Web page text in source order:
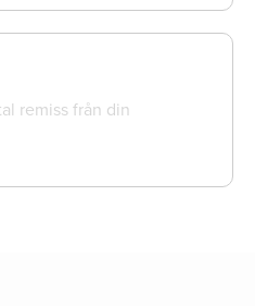
remiss från din